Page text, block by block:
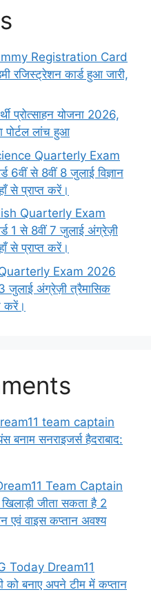
Registration Card
रजिस्ट्रेशन कार्ड हुआ जारी,
प्रोत्साहन योजना 2026,
लांच हुआ
Quarterly Exam
6वीं से 8वीं 8 जुलाई विज्ञान
से प्राप्त करें।
Quarterly Exam
1 से 8वीं 7 जुलाई अंग्रेज़ी
से प्राप्त करें।
Exam 2026
जुलाई अंग्रेज़ी त्रैमासिक
करें।
team captain
सनराइजर्स हैदराबाद:
Team Captain
जीता सकता है 2
एवं वाइस कप्तान अवश्य
Today Dream11
बनाए अपने टीम में कप्तान